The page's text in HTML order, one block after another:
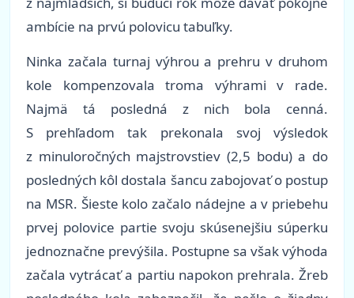
ambície na prvú polovicu tabuľky.
Ninka začala turnaj výhrou a prehru v druhom
kole kompenzovala troma výhrami v rade.
Najmä tá posledná z nich bola cenná.
S prehľadom tak prekonala svoj výsledok
z minuloročných majstrovstiev (2,5 bodu) a do
posledných kôl dostala šancu zabojovať o postup
na MSR. Šieste kolo začalo nádejne a v priebehu
prvej polovice partie svoju skúsenejšiu súperku
jednoznačne prevýšila. Postupne sa však výhoda
začala vytrácať a partiu napokon prehrala. Žreb